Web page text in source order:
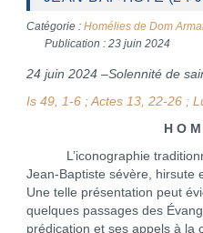
Catégorie : Homélies de Dom
Publication : 23 juin 2024
24 juin 2024 –Solennité de
Is 49, 1-6 ; Actes 13, 22-26 ;
H O
L’iconographie
Jean-Baptiste sévère, hirsute
Une telle présentation peut
quelques passages des
prédication et ses appels à la